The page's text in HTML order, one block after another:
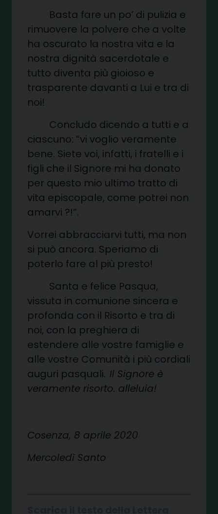
Basta fare un po’ di pulizia e
rimuovere la polvere che a volte
ha oscurato la nostra vita e la
nostra dignità sacerdotale e
tutto diventa più gioioso e
trasparente davanti a Lui e tra di
noi!
Concludo dicendo a tutti e a
ciascuno: “vi voglio veramente
bene. Siete voi, infatti, i fratelli e i
figli che il Signore mi ha donato
per questo mio ultimo tratto di
vita episcopale, come potrei non
amarvi ?!”.
Vorrei abbracciarvi tutti, ma non
si può ancora. Speriamo di
poterlo fare al più presto!
Santa e felice Pasqua,
vissuta in comunione sincera e
profonda con il Risorto e tra di
noi, con la preghiera di
estendere alle vostre famiglie e
alle vostre Comunità i più cordiali
auguri pasquali. Il Signore è
veramente risorto. alleluia!
Cosenza, 8 aprile 2020
Mercoledì Santo